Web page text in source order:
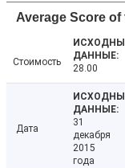
Average Score
Стоимость
28.00
Дата
31
декабря
2015
года